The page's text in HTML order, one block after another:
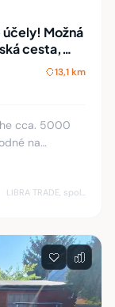
účely! Možná
cesta,
13,1 km
5000
na
LIBRA TRADE, spol.s.r.o.